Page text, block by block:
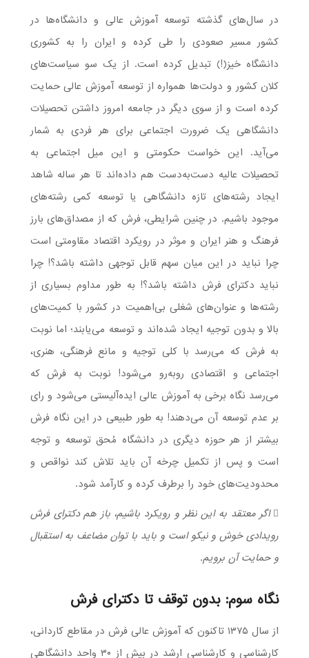
در سال‌های گذشته توسعه آموزش عالی و دانشگاه‌ها در
کشور مسیر صعودی را طی کرده و ایران را به کشوری
دانشگاه خیز(!) تبدیل کرده است. از یک سو سیاست‌های
کلان کشور و دولت‌ها همواره از توسعه آموزش عالی حمایت
کرده است و از سوی دیگر در جامعه امروز داشتن تحصیلات
دانشگاهی یک ضرورت اجتماعی برای هر فردی به شمار
می‌آید. این خواست حکومتی و این میل اجتماعی به
تحصیلات عالیه دست‌به‌دست هم داده‌اند تا هر ساله شاهد
ایجاد رشته‌های تازه دانشگاهی یا توسعه کمی رشته‌های
موجود باشیم. در چنین شرایطی، فرش که از مصداق‌های بارز
فرهنگ و هنر ایران و موثر در رویکرد اقتصاد مقاومتی است
چرا نباید در این میان سهم قابل توجهی داشته باشد؟! چرا
نباید دکترای فرش داشته باشد؟! به طور مداوم بسیاری از
رشته‌ها و عنوان‌های شغلی بی‌اهمیت در کشور با کمیت‌های
بالا و بدون توجیه ایجاد شده‌اند و توسعه می‌یابند؛ اما نوبت
به فرش که می‌رسد با کلی توجیه و مانع فرهنگی، هنری،
اجتماعی و اقتصادی روبه‌رو می‌شود! نوبت به فرش که
می‌رسد نگاه برخی به آموزش عالی ایده‌آلیستی می‌شود و رای
بر عدم توسعه آن می‌دهند! به طور طبیعی در این نگاه فرش
بیشتر از هر حوزه دیگری در دانشگاه مُحق توسعه و توجه
است و پس از تکمیل چرخه آن باید تلاش کند نواقص و
محدودیت‌های خود را برطرف کرده و کارآمد شود.
 اگر معتقد به این نظر و رویکرد باشیم، باز هم دکترای فرش
رویدادی خوش و نیکو است و باید با توان مضاعف به استقبال
و حمایت آن برویم.
نگاه سوم: بدون توقف تا دکترای فرش
از سال ۱۳۷۵ تاکنون که آموزش عالی فرش در مقاطع کاردانی،
کارشناسی و کارشناسی ارشد در بیش از ۳۰ واحد دانشگاهی